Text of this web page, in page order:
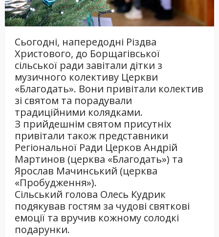
Сьогодні, напередодні Різдва
Христового, до Борщагівської
сільської ради завітали дітки з
музичного колективу Церкви
«Благодать». Вони привітали колектив
зі святом та порадували
традиційними колядками.
З прийдешнім святом присутніх
привітали також представники
Регіональної Ради Церков Андрій
Мартинов (церква «Благодать») та
Ярослав Мачинський (церква
«Пробудження»).
Сільський голова Олесь Кудрик
подякував гостям за чудові святкові
емоції та вручив кожному солодкі
подарунки.